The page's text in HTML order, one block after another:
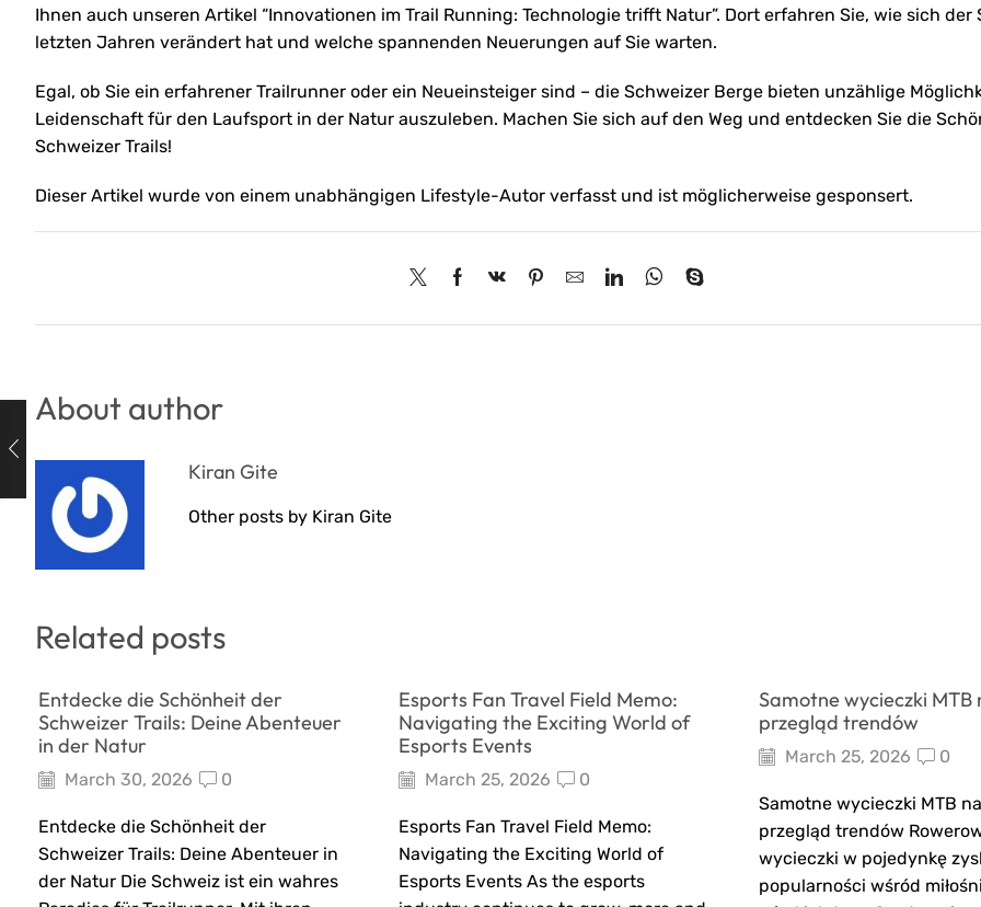
Ihnen auch unseren Artikel “Innovationen im Trail Running: Technologie trifft Natur”. Dort erfahren Sie, wie sich der
letzten Jahren verändert hat und welche spannenden Neuerungen auf Sie warten.
Egal, ob Sie ein erfahrener Trailrunner oder ein Neueinsteiger sind – die Schweizer Berge bieten unzählige
Leidenschaft für den Laufsport in der Natur auszuleben. Machen Sie sich auf den Weg und entdecken Sie die
Schweizer Trails!
Dieser Artikel wurde von einem unabhängigen Lifestyle-Autor verfasst und ist möglicherweise gesponsert.
About author
Kiran Gite
Other posts by Kiran Gite
Related posts
Entdecke die Schönheit der
Schweizer Trails: Deine Abenteuer
in der Natur
March 30, 2026 0
Entdecke die Schönheit der
Schweizer Trails: Deine Abenteuer in
der Natur Die Schweiz ist ein wahres
Esports Fan Travel Field Memo:
Navigating the Exciting World of
Esports Events
March 25, 2026 0
Esports Fan Travel Field Memo:
Navigating the Exciting World of
Esports Events As the esports
Samotne wycieczki MTB
przegląd trendów
March 25, 2026 0
Samotne wycieczki MTB
przegląd trendów
wycieczki w pojedynkę
popularności wśród